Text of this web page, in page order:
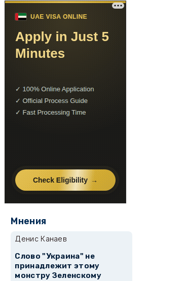
Мнения
Денис Канаев
Слово "Украина" не
принадлежит этому
монстру Зеленскому